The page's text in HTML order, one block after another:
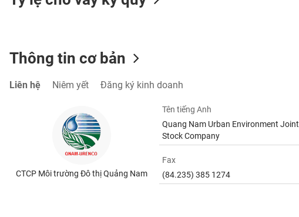
Thông tin cơ bản
Liên hệ Niêm yết Đăng ký kinh doanh
CTCP Môi trường Đô thị Quảng Nam
Tên tiếng Anh
Quang Nam Urban Environment Joint
Stock Company
Fax
(84.235) 385 1274
CHÍNH